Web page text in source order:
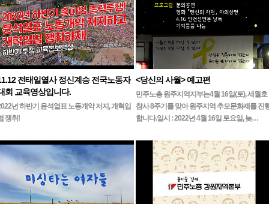
전태일열사 정신계승 전국노동자
회 교육영상입니다.
년 하반기 윤석열표 노동개악 저지, 개혁입
쟁취!
<당신의 사월> 예고편
민주노총 원주지역지부는4월 16일(토), 세월호
참사 8주기를 맞아 원주지역 추모문화제를 진
합니다.일시 : 2022년 4월 16일 토요일, 늦…